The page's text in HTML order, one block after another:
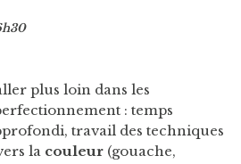
plus loin dans les
: temps
travail des techniques
la couleur (gouache,